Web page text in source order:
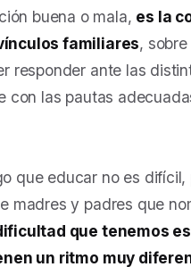
buena o mala, es la
familiares,
responder ante las
con las pautas
que educar no es
madres y padres que
que tenemos
un ritmo muy